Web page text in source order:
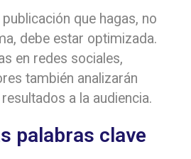
que hagas, no
debe estar optimizada.
en redes sociales,
también analizarán
a la audiencia.
palabras clave